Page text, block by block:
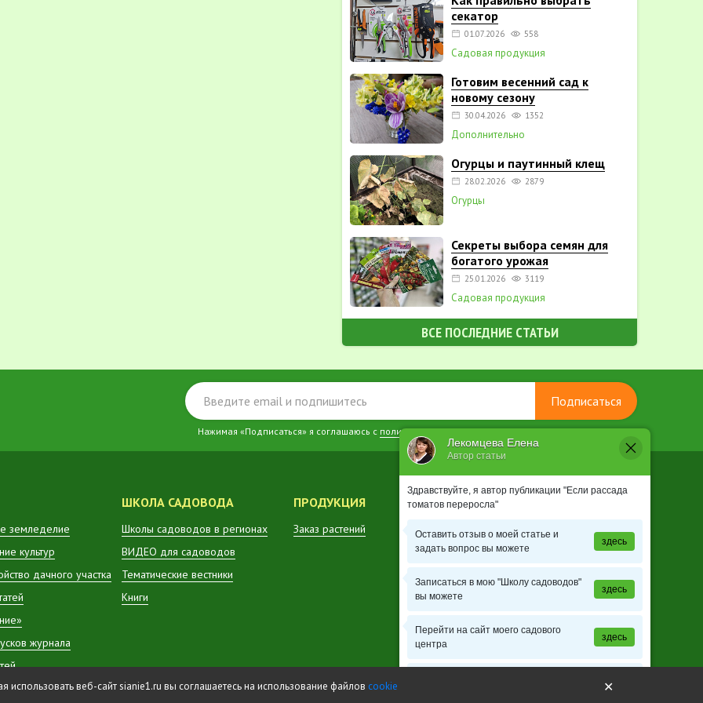
Лекомцева Елена
Автор статьи
Здравствуйте, я автор публикации "Если рассада
томатов переросла"
Оставить отзыв о моей статье и
задать вопрос вы можете
здесь
Записаться в мою "Школу садоводов"
вы можете
здесь
Перейти на сайт моего садового
центра
здесь
здесь
секатор
01.07.2026 558
Садовая продукция
Готовим весенний сад к
новому сезону
30.04.2026 1352
Дополнительно
Огурцы и паутинный клещ
28.02.2026 2879
Огурцы
Секреты выбора семян для
богатого урожая
25.01.2026 3119
Садовая продукция
ВСЕ ПОСЛЕДНИЕ СТАТЬИ
Подписаться
Нажимая «Подписаться» я соглашаюсь с политикой конфиденциальности
земледелие
культур
дачного участка
журнала
ШКОЛА САДОВОДА
Школы садоводов в регионах
ВИДЕО для садоводов
Тематические вестники
Книги
ПРОДУКЦИЯ
Заказ растений
КОНТАКТЫ
Заказ растений
✕
использовать веб-сайт sianie1.ru вы соглашаетесь на использование файлов cookie